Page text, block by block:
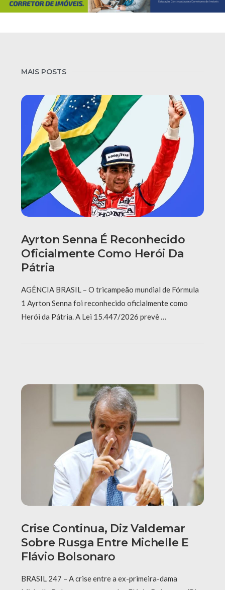
MAIS POSTS
Ayrton Senna É Reconhecido
Oficialmente Como Herói Da
Pátria
AGÊNCIA BRASIL – O tricampeão mundial de Fórmula
1 Ayrton Senna foi reconhecido oficialmente como
Herói da Pátria. A Lei 15.447/2026 prevê …
Crise Continua, Diz Valdemar
Sobre Rusga Entre Michelle E
Flávio Bolsonaro
BRASIL 247 – A crise entre a ex-primeira-dama